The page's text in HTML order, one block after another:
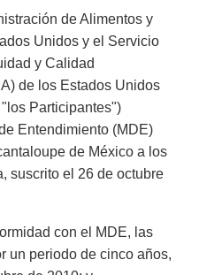
de Alimentos y
Unidos y el Servicio
y Calidad
de los Estados Unidos
Participantes")
Entendimiento (MDE)
de México a los
suscrito el 26 de octubre
con el MDE, las
un periodo de cinco años,